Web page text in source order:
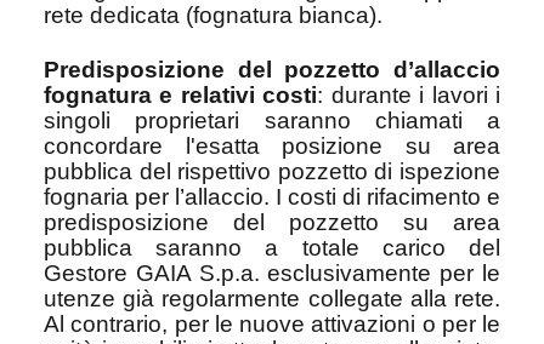
rete dedicata (fognatura bianca).
Predisposizione del pozzetto d’allaccio
fognatura e relativi costi: durante i lavori i
singoli proprietari saranno chiamati a
concordare l'esatta posizione su area
pubblica del rispettivo pozzetto di ispezione
fognaria per l’allaccio. I costi di rifacimento e
predisposizione del pozzetto su area
pubblica saranno a totale carico del
Gestore GAIA S.p.a. esclusivamente per le
utenze già regolarmente collegate alla rete.
Al contrario, per le nuove attivazioni o per le